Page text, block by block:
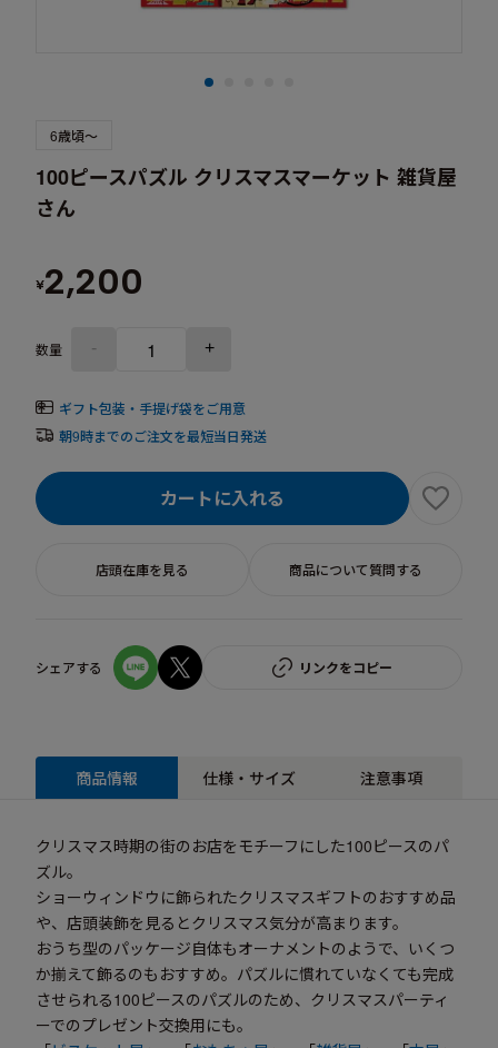
6歳頃～
100ピースパズル クリスマスマーケット 雑貨屋
さん
¥2,200
数量 - +
ギフト包装・手提げ袋をご用意
朝9時までのご注文を最短当日発送
カートに入れる
店頭在庫を見る 商品について質問する
シェアする リンクをコピー
商品情報 仕様・サイズ 注意事項
クリスマス時期の街のお店をモチーフにした100ピースのパ
ズル。
ショーウィンドウに飾られたクリスマスギフトのおすすめ品
や、店頭装飾を見るとクリスマス気分が高まります。
おうち型のパッケージ自体もオーナメントのようで、いくつ
か揃えて飾るのもおすすめ。パズルに慣れていなくても完成
させられる100ピースのパズルのため、クリスマスパーティ
ーでのプレゼント交換用にも。